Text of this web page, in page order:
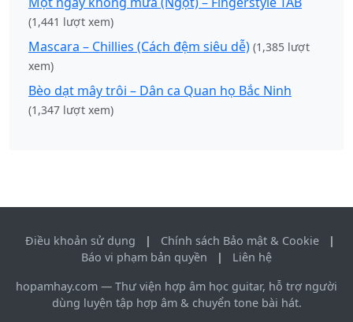
(1,441 lượt xem)
Mascara – Chillies (Cách đệm siêu dễ) (1,385 lượt
xem)
Bèo dạt mây trôi – Dân ca Quan họ Bắc Ninh
(1,347 lượt xem)
Điều khoản sử dụng | Chính sách Bảo mật & Cookie
|
Báo vi phạm bản quyền
|
Liên hệ
hopamhay.com — Thư viện hợp âm học guitar, hỗ trợ người
dùng luyện tập hợp âm & chuyển tone bài hát.